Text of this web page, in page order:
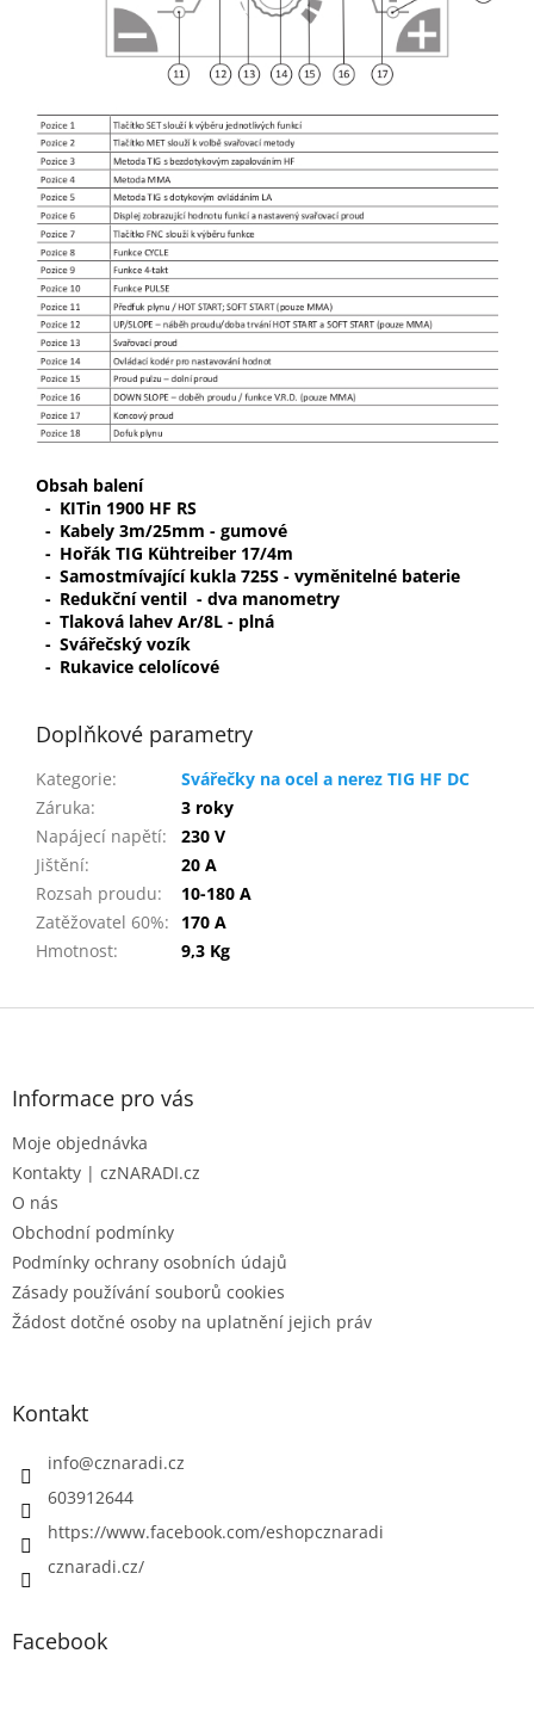
Obsah balení
- KITin 1900 HF RS
- Kabely 3m/25mm - gumové
- Hořák TIG Kühtreiber 17/4m
- Samostmívající kukla 725S - vyměnitelné baterie
- Redukční ventil - dva manometry
- Tlaková lahev Ar/8L - plná
- Svářečský vozík
- Rukavice celolícové
Doplňkové parametry
Kategorie:
Svářečky na ocel a nerez TIG HF DC
Záruka:
3 roky
Napájecí napětí:
230 V
Jištění:
20 A
Rozsah proudu:
10-180 A
Zatěžovatel 60%:
170 A
Hmotnost: 9,3 Kg
Z
Informace pro vás
Moje objednávka
Kontakty | czNARADI.cz
O nás
Obchodní podmínky
Podmínky ochrany osobních údajů
Zásady používání souborů cookies
Žádost dotčné osoby na uplatnění jejich práv
Kontakt
info@cznaradi.cz
603912644
https://www.facebook.com/eshopcznaradi
cznaradi.cz/
Facebook